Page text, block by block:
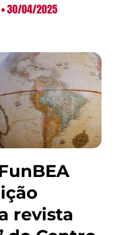
30/04/2025
revista